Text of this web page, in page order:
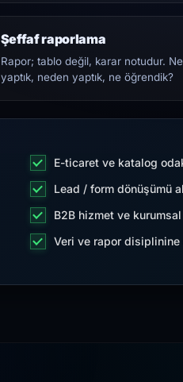
Şeffaf raporlama
Rapor; tablo değil, karar notudur. Ne
yaptık, neden yaptık, ne öğrendik?
E-ticaret ve katalog
Lead / form dönüşümü
B2B hizmet ve
Veri ve rapor disiplinine